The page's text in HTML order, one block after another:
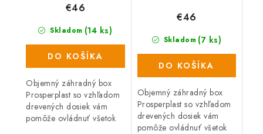
Skladom (14 ks)
€46
DO KOŠÍKA
Objemný záhradný box
Prosperplast so vzhľadom
drevených dosiek vám
pomôže ovládnuť všetok
Skladom (7 ks)
€46
DO KOŠÍKA
Objemný záhradný box
Prosperplast so vzhľadom
drevených dosiek vám
pomôže ovládnuť všetok